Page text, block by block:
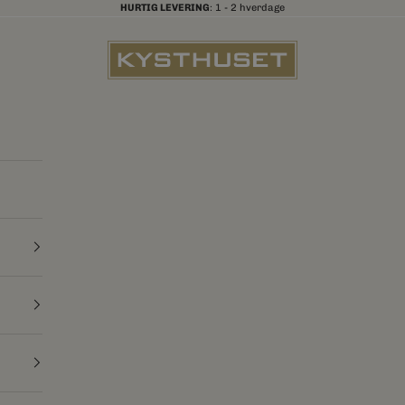
HURTIG LEVERING: 1 - 2 hverdage
Kysthuset